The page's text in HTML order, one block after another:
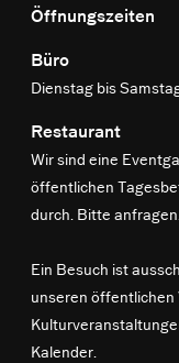
Öffnungszeiten
Büro
Dienstag bis
Restaurant
Wir sind eine
öffentlichen
durch. Bitte
Ein Besuch ist
unseren
Kalender.